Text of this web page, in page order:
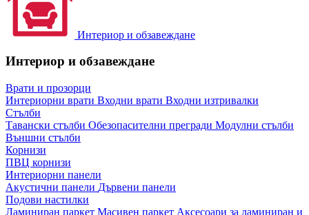
Интериор и обзавеждане
Интериор и обзавеждане
Врати и прозорци
Интериорни врати Входни врати Входни изтривалки
Стълби
Тавански стълби Обезопасителни прегради Модулни стълби
Външни стълби
Корнизи
ПВЦ корнизи
Интериорни панели
Акустични панели Дървени панели
Подови настилки
Ламиниран паркет Масивен паркет Аксесоари за ламиниран и